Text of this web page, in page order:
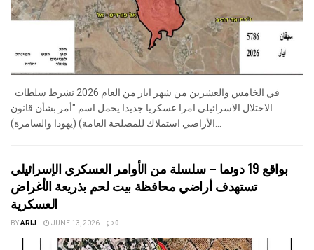
الاحتلال الاسرائيلي امرا عسكريا جديدا يحمل اسم "أمر بشأن قانون
الأراضي استملاك للمصلحة العامة) (يهودا والسامرة)...
بواقع 19 دونما – سلسلة من الأوامر العسكري الإسرائيلي
تستهدف أراضي محافظة بيت لحم بذريعة الأغراض
العسكرية
BYARIJ JUNE 13, 2026 0